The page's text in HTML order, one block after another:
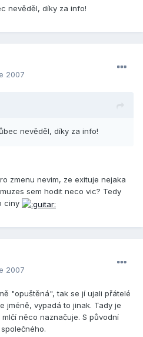
nevěděl, díky za info!
2007
nevěděl, díky za info!
zmenu nevim, ze exituje nejaka
sem hodit neco vic? Tedy
ciny
2007
"opuštěná", tak se jí ujali přátelé
jméně, vypadá to jinak. Tady je
něco naznačuje. S původní